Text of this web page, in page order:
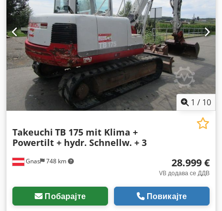
1 / 10
Gnas 748 km
Takeuchi TB 175 mit Klima +
Powertilt + hydr. Schnellw. + 3
28.999 €
VB додава се ДДВ
Побарајте Повикајте